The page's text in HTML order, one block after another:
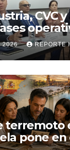
CVC y
a
2026 REPORTE
terremoto
pone en